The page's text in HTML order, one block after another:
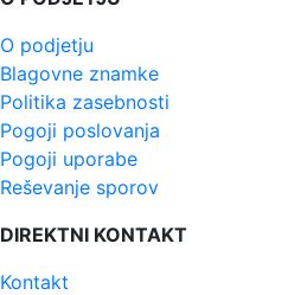
O podjetju
Blagovne znamke
Politika zasebnosti
Pogoji poslovanja
Pogoji uporabe
Reševanje sporov
DIREKTNI KONTAKT
Kontakt